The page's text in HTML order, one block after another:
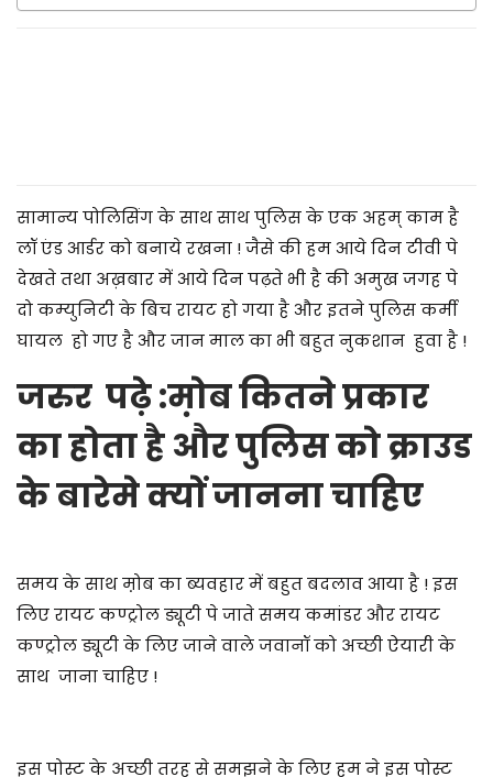
सामान्य पोलिसिंग के साथ साथ पुलिस के एक अहम् काम है
लॉ एंड आर्डर को बनाये रखना !जैसे की हम आये दिन टीवी पे
देखते तथा अख़बार में आये दिन पढ़ते भी है की अमुख जगह पे
दो कम्युनिटी के बिच रायट हो गया है और इतने पुलिस कर्मी
घायल हो गए है और जान माल का भी बहुत नुकशान हुवा है !
जरुर पढ़े :म़ोब कितने प्रकार
का होता है और पुलिस को क्राउड
के बारेमे क्यों जानना चाहिए
समय के साथ म़ोब का ब्यवहार में बहुत बदलाव आया है ! इस
लिए रायट कण्ट्रोल ड्यूटी पे जाते समय कमांडर और रायट
कण्ट्रोल ड्यूटी के लिए जाने वाले जवानॉ को अच्छी ऐयारी के
साथ जाना चाहिए !
इस पोस्ट के अच्छी तरह से समझने के लिए हम ने इस पोस्ट